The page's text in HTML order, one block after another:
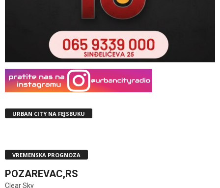
URBAN CITY NA FEJSBUKU
VREMENSKA PROGNOZA
POZAREVAC,RS
Clear Sky